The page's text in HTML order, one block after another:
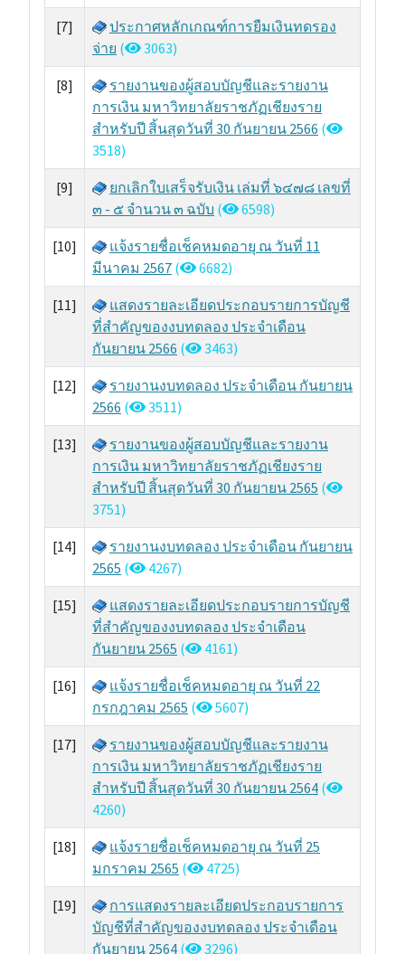
[7]
ประกาศหลักเกณฑ์การยืมเงินทดรอง
จ่าย ( 3063)
[8]
รายงานของผู้สอบบัญชีและรายงาน
การเงิน มหาวิทยาลัยราชภัฏเชียงราย
สำหรับปี สิ้นสุดวันที่ 30 กันยายน 2566 (
3518)
[9]
ยกเลิกใบเสร็จรับเงิน เล่มที่ ๖๔๗๘ เลขที่
๓ - ๕ จำนวน ๓ ฉบับ ( 6598)
[10]
แจ้งรายชื่อเช็คหมดอายุ ณ วันที่ 11
มีนาคม 2567 ( 6682)
[11]
แสดงรายละเอียดประกอบรายการบัญชี
ที่สำคัญของงบทดลอง ประจำเดือน
กันยายน 2566 ( 3463)
[12]
รายงานงบทดลอง ประจำเดือน กันยายน
2566 ( 3511)
[13]
รายงานของผู้สอบบัญชีและรายงาน
การเงิน มหาวิทยาลัยราชภัฏเชียงราย
สำหรับปี สิ้นสุดวันที่ 30 กันยายน 2565 (
3751)
[14]
รายงานงบทดลอง ประจำเดือน กันยายน
2565 ( 4267)
[15]
แสดงรายละเอียดประกอบรายการบัญชี
ที่สำคัญของงบทดลอง ประจำเดือน
กันยายน 2565 ( 4161)
[16]
แจ้งรายชื่อเช็คหมดอายุ ณ วันที่ 22
กรกฎาคม 2565 ( 5607)
[17]
รายงานของผู้สอบบัญชีและรายงาน
การเงิน มหาวิทยาลัยราชภัฏเชียงราย
สำหรับปี สิ้นสุดวันที่ 30 กันยายน 2564 (
4260)
[18]
แจ้งรายชื่อเช็คหมดอายุ ณ วันที่ 25
มกราคม 2565 ( 4725)
[19]
การแสดงรายละเอียดประกอบรายการ
บัญชีที่สำคัญของงบทดลอง ประจำเดือน
กันยายน 2564 ( 3296)